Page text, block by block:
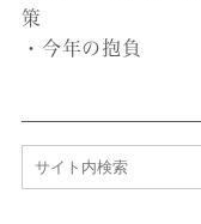
策
・今年の抱負